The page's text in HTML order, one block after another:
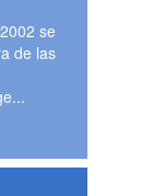
se
de las